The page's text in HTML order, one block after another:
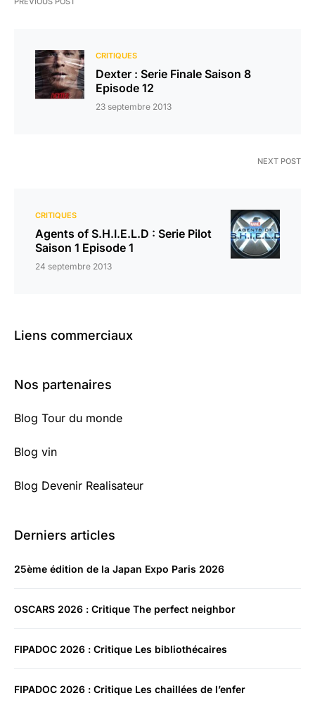
CRITIQUES
Dexter : Serie Finale Saison 8
Episode 12
23 septembre 2013
NEXT POST
CRITIQUES
Agents of S.H.I.E.L.D : Serie Pilot
Saison 1 Episode 1
24 septembre 2013
Liens commerciaux
Nos partenaires
Blog Tour du monde
Blog vin
Blog Devenir Realisateur
Derniers articles
25ème édition de la Japan Expo Paris 2026
OSCARS 2026 : Critique The perfect neighbor
FIPADOC 2026 : Critique Les bibliothécaires
FIPADOC 2026 : Critique Les chaillées de l’enfer